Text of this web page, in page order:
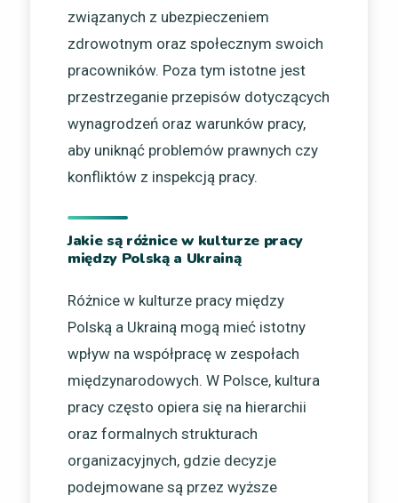
związanych z ubezpieczeniem
zdrowotnym oraz społecznym swoich
pracowników. Poza tym istotne jest
przestrzeganie przepisów dotyczących
wynagrodzeń oraz warunków pracy,
aby uniknąć problemów prawnych czy
konfliktów z inspekcją pracy.
Jakie są różnice w kulturze pracy
między Polską a Ukrainą
Różnice w kulturze pracy między
Polską a Ukrainą mogą mieć istotny
wpływ na współpracę w zespołach
międzynarodowych. W Polsce, kultura
pracy często opiera się na hierarchii
oraz formalnych strukturach
organizacyjnych, gdzie decyzje
podejmowane są przez wyższe